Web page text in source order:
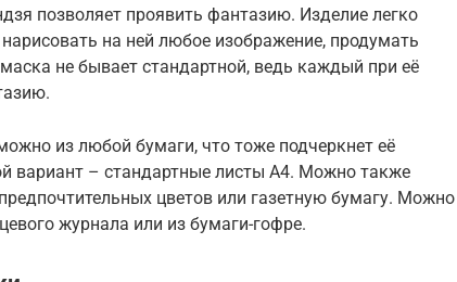
позволяет проявить фантазию. Изделие легко
на ней любое изображение, продумать
не бывает стандартной, ведь каждый при её
из любой бумаги, что тоже подчеркнет её
вариант – стандартные листы А4. Можно также
цветов или газетную бумагу. Можно
журнала или из бумаги-гофре.